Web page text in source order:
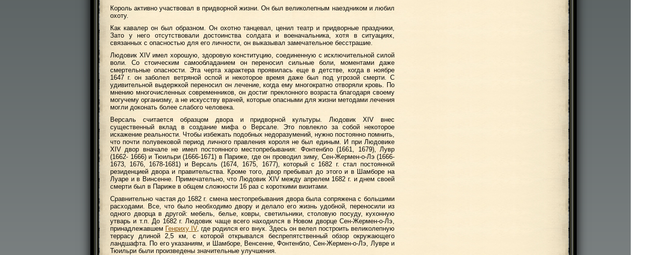
Король активно участвовал в придворной жизни. Он был великолепным наездником и любил
охоту.
Как кавалер он был образном. Он охотно танцевал, ценил театр и придворные праздники,
Зато у него отсутствовали достоинства солдата и военачальника, хотя в ситуациях,
связанных с опасностью для его личности, он выказывал замечательное бесстрашие.
Людовик XIV имел хорошую, здоровую конституцию, соединенную с исключительной силой
воли. Со стоическим самообладанием он переносил сильные боли, моментами даже
смертельные опасности. Эта черта характера проявилась еще в детстве, когда в ноябре
1647 г. он заболел ветряной оспой и некоторое время даже был под угрозой смерти. С
удивительной выдержкой переносил он лечение, когда ему многократно отворяли кровь. По
мнению многочисленных современников, он достиг преклонного возраста благодаря своему
могучему организму, а не искусству врачей, которые опасными для жизни методами лечения
могли доконать более слабого человека.
Версаль считается образцом двора и придворной культуры. Людовик XIV внес
существенный вклад в создание мифа о Версале. Это повлекло за собой некоторое
искажение реальности. Чтобы избежать подобных недоразумений, нужно постоянно помнить,
что почти полувековой период личного правления короля не был единым. И при Людовике
XIV двор вначале не имел постоянного местопребывания: Фонтенбло (1661, 1679), Лувр
(1662- 1666) и Тюильри (1666-1671) в Париже, где он проводил зиму, Сен-Жермен-о-Лэ (1666-
1673, 1676, 1678-1681) и Версаль (1674, 1675, 1677), который с 1682 г. стал постоянной
резиденцией двора и правительства. Кроме того, двор пребывал до этого и в Шамборе на
Луаре и в Винсенне. Примечательно, что Людовик XIV между апрелем 1682 г. и днем своей
смерти был в Париже в общем сложности 16 раз с короткими визитами.
Сравнительно частая до 1682 г. смена местопребывания двора была сопряжена с большими
расходами. Все, что было необходимо двору и делало его жизнь удобной, переносили из
одного дворца в другой: мебель, белье, ковры, светильники, столовую посуду, кухонную
утварь и т.п. До 1682 г. Людовик чаще всего находился в Новом дворце Сен-Жермен-о-Лэ,
принадлежавшем Генриху IV, где родился его внук. Здесь он велел построить великолепную
террасу длиной 2,5 км, с которой открывался беспрепятственный обзор окружающего
ландшафта. По его указаниям, и Шамборе, Венсенне, Фонтенбло, Сен-Жермен-о-Лэ, Лувре и
Тюильри были произведены значительные улучшения.